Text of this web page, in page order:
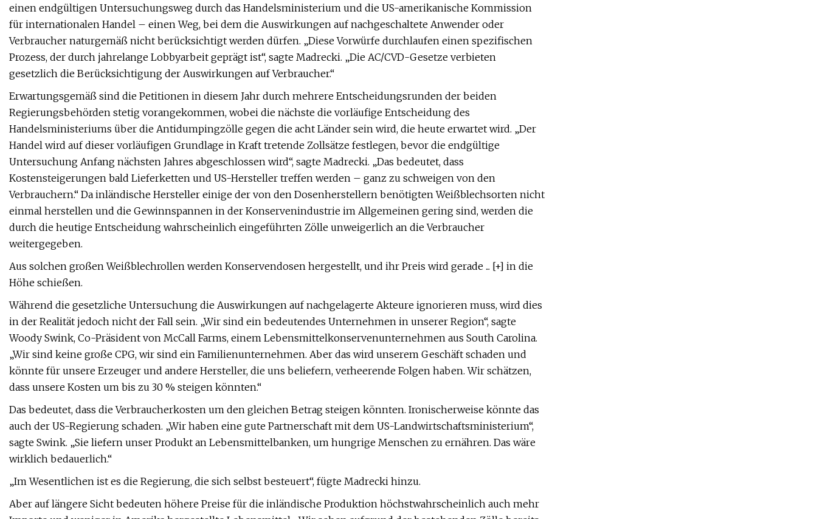
einen endgültigen Untersuchungsweg durch das Handelsministerium und die US-amerikanische Kommission
für internationalen Handel – einen Weg, bei dem die Auswirkungen auf nachgeschaltete Anwender oder
Verbraucher naturgemäß nicht berücksichtigt werden dürfen. „Diese Vorwürfe durchlaufen einen spezifischen
Prozess, der durch jahrelange Lobbyarbeit geprägt ist“, sagte Madrecki. „Die AC/CVD-Gesetze verbieten
gesetzlich die Berücksichtigung der Auswirkungen auf Verbraucher.“
Erwartungsgemäß sind die Petitionen in diesem Jahr durch mehrere Entscheidungsrunden der beiden
Regierungsbehörden stetig vorangekommen, wobei die nächste die vorläufige Entscheidung des
Handelsministeriums über die Antidumpingzölle gegen die acht Länder sein wird, die heute erwartet wird. „Der
Handel wird auf dieser vorläufigen Grundlage in Kraft tretende Zollsätze festlegen, bevor die endgültige
Untersuchung Anfang nächsten Jahres abgeschlossen wird“, sagte Madrecki. „Das bedeutet, dass
Kostensteigerungen bald Lieferketten und US-Hersteller treffen werden – ganz zu schweigen von den
Verbrauchern.“ Da inländische Hersteller einige der von den Dosenherstellern benötigten Weißblechsorten nicht
einmal herstellen und die Gewinnspannen in der Konservenindustrie im Allgemeinen gering sind, werden die
durch die heutige Entscheidung wahrscheinlich eingeführten Zölle unweigerlich an die Verbraucher
weitergegeben.
Aus solchen großen Weißblechrollen werden Konservendosen hergestellt, und ihr Preis wird gerade ... [+] in die
Höhe schießen.
Während die gesetzliche Untersuchung die Auswirkungen auf nachgelagerte Akteure ignorieren muss, wird dies
in der Realität jedoch nicht der Fall sein. „Wir sind ein bedeutendes Unternehmen in unserer Region“, sagte
Woody Swink, Co-Präsident von McCall Farms, einem Lebensmittelkonservenunternehmen aus South Carolina.
„Wir sind keine große CPG, wir sind ein Familienunternehmen. Aber das wird unserem Geschäft schaden und
könnte für unsere Erzeuger und andere Hersteller, die uns beliefern, verheerende Folgen haben. Wir schätzen,
dass unsere Kosten um bis zu 30 % steigen könnten.“
Das bedeutet, dass die Verbraucherkosten um den gleichen Betrag steigen könnten. Ironischerweise könnte das
auch der US-Regierung schaden. „Wir haben eine gute Partnerschaft mit dem US-Landwirtschaftsministerium“,
sagte Swink. „Sie liefern unser Produkt an Lebensmittelbanken, um hungrige Menschen zu ernähren. Das wäre
wirklich bedauerlich.“
„Im Wesentlichen ist es die Regierung, die sich selbst besteuert“, fügte Madrecki hinzu.
Aber auf längere Sicht bedeuten höhere Preise für die inländische Produktion höchstwahrscheinlich auch mehr